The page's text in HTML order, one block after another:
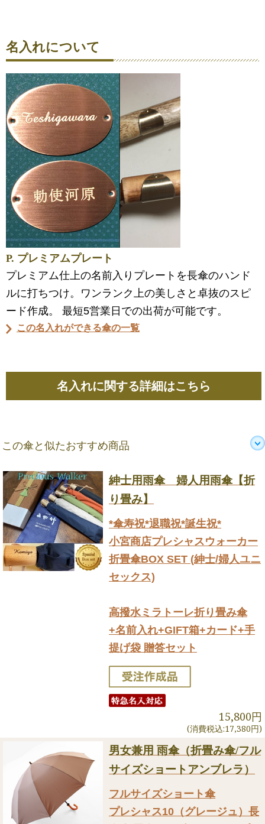
名入れについて
P. プレミアムプレート
プレミアム仕上の名前入りプレートを長傘のハンド
ルに打ちつけ。ワンランク上の美しさと卓抜のスピ
ード作成。 最短5営業日での出荷が可能です。
この名入れができる傘の一覧
名入れに関する詳細はこちら
この傘と似たおすすめ商品
紳士用雨傘 婦人用雨傘【折
り畳み】
*傘寿祝*退職祝*誕生祝*
小宮商店プレシャスウォーカー
折畳傘BOX SET (紳士/婦人ユニ
セックス)
高撥水ミラトーレ折り畳み傘
+名前入れ+GIFT箱+カード+手
提げ袋 贈答セット
15,800円
(消費税込:17,380円)
男女兼用 雨傘（折畳み傘/フル
サイズショートアンブレラ）
フルサイズショート傘
プレシャス10（グレージュ）長